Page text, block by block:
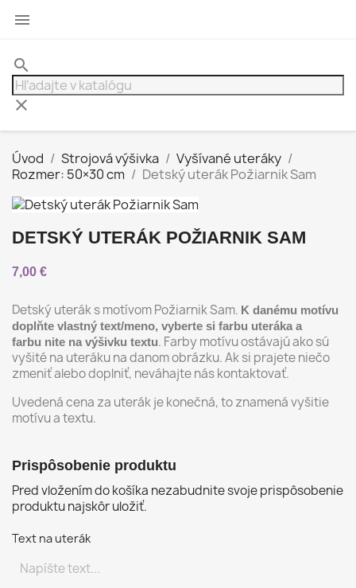

search
clear
Úvod Strojová výšivka
Vyšívané uteráky
Rozmer: 50×30 cm
Detský uterák Požiarnik Sam
DETSKÝ UTERÁK POŽIARNIK SAM
7,00 €
Detský uterák s motívom Požiarnik Sam. K danému motívu
doplňte vlastný text/meno, vyberte si farbu uteráka a
farbu nite na výšivku textu. Farby motívu ostávajú ako sú
vyšité na uteráku na danom obrázku. Ak si prajete niečo
zmeniť alebo doplniť, neváhajte nás kontaktovať.
Uvedená cena za uterák je konečná, to znamená vyšitie
motívu a textu.
Prispôsobenie produktu
Pred vložením do košíka nezabudnite svoje prispôsobenie
produktu najskôr uložiť.
Text na uterák